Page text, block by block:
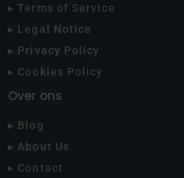
Over ons
▸ Blog
▸ About Us
▸ Contact
▸ Terms of Service
▸ Legal Notice
▸ Privacy Policy
▸ Cookies Policy